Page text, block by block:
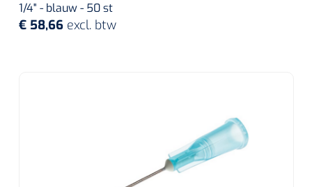
1/4" - blauw - 50 st
€ 58,66 excl. btw